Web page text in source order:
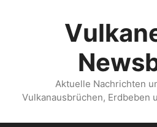
Aktuelle Nachrichten
Vulkanausbrüchen, Erdbeben